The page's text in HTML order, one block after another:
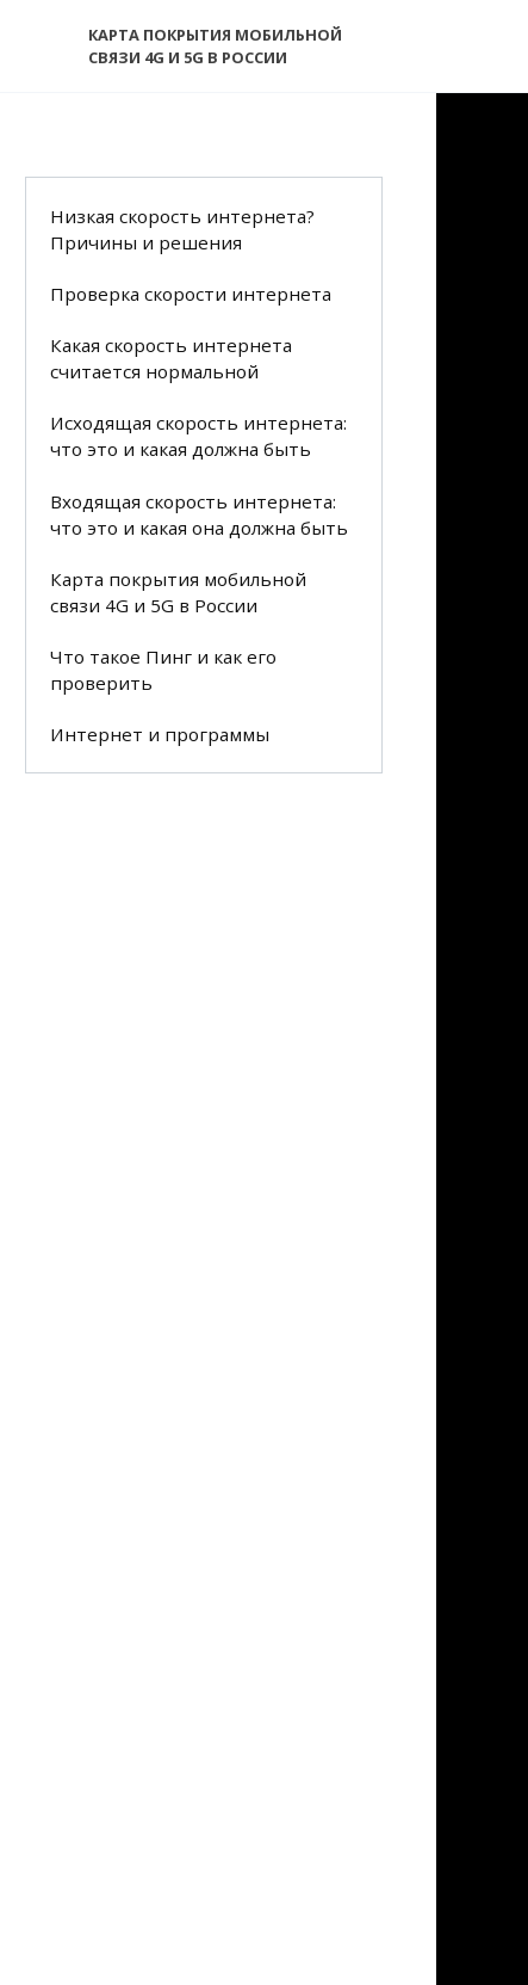
КАРТА ПОКРЫТИЯ МОБИЛЬНОЙ
СВЯЗИ 4G И 5G В РОССИИ
Низкая скорость интернета?
Причины и решения
Проверка скорости интернета
Какая скорость интернета
считается нормальной
Исходящая скорость интернета:
что это и какая должна быть
Входящая скорость интернета:
что это и какая она должна быть
Карта покрытия мобильной
связи 4G и 5G в России
Что такое Пинг и как его
проверить
Интернет и программы